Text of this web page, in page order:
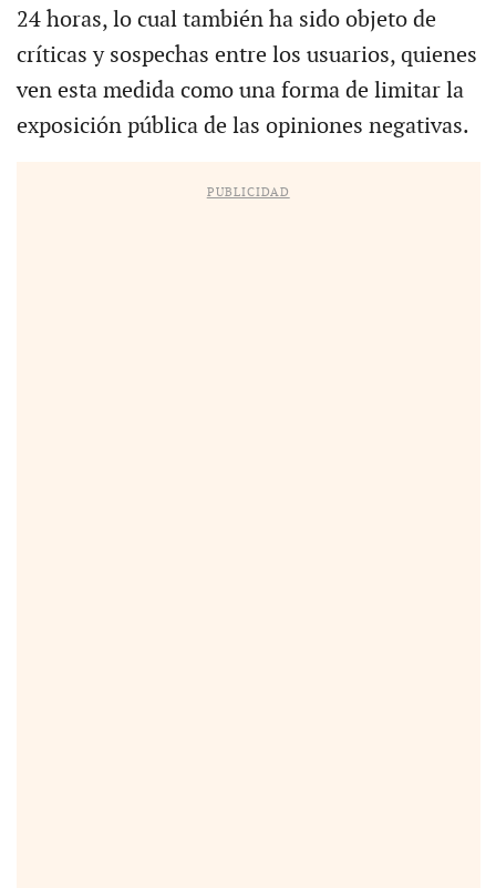
24 horas, lo cual también ha sido objeto de
críticas y sospechas entre los usuarios, quienes
ven esta medida como una forma de limitar la
exposición pública de las opiniones negativas.
PUBLICIDAD